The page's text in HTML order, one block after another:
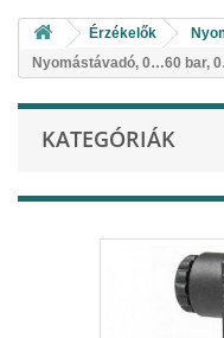
Érzékelők
Nyomástávadó, 0…60 bar,
KATEGÓRIÁK